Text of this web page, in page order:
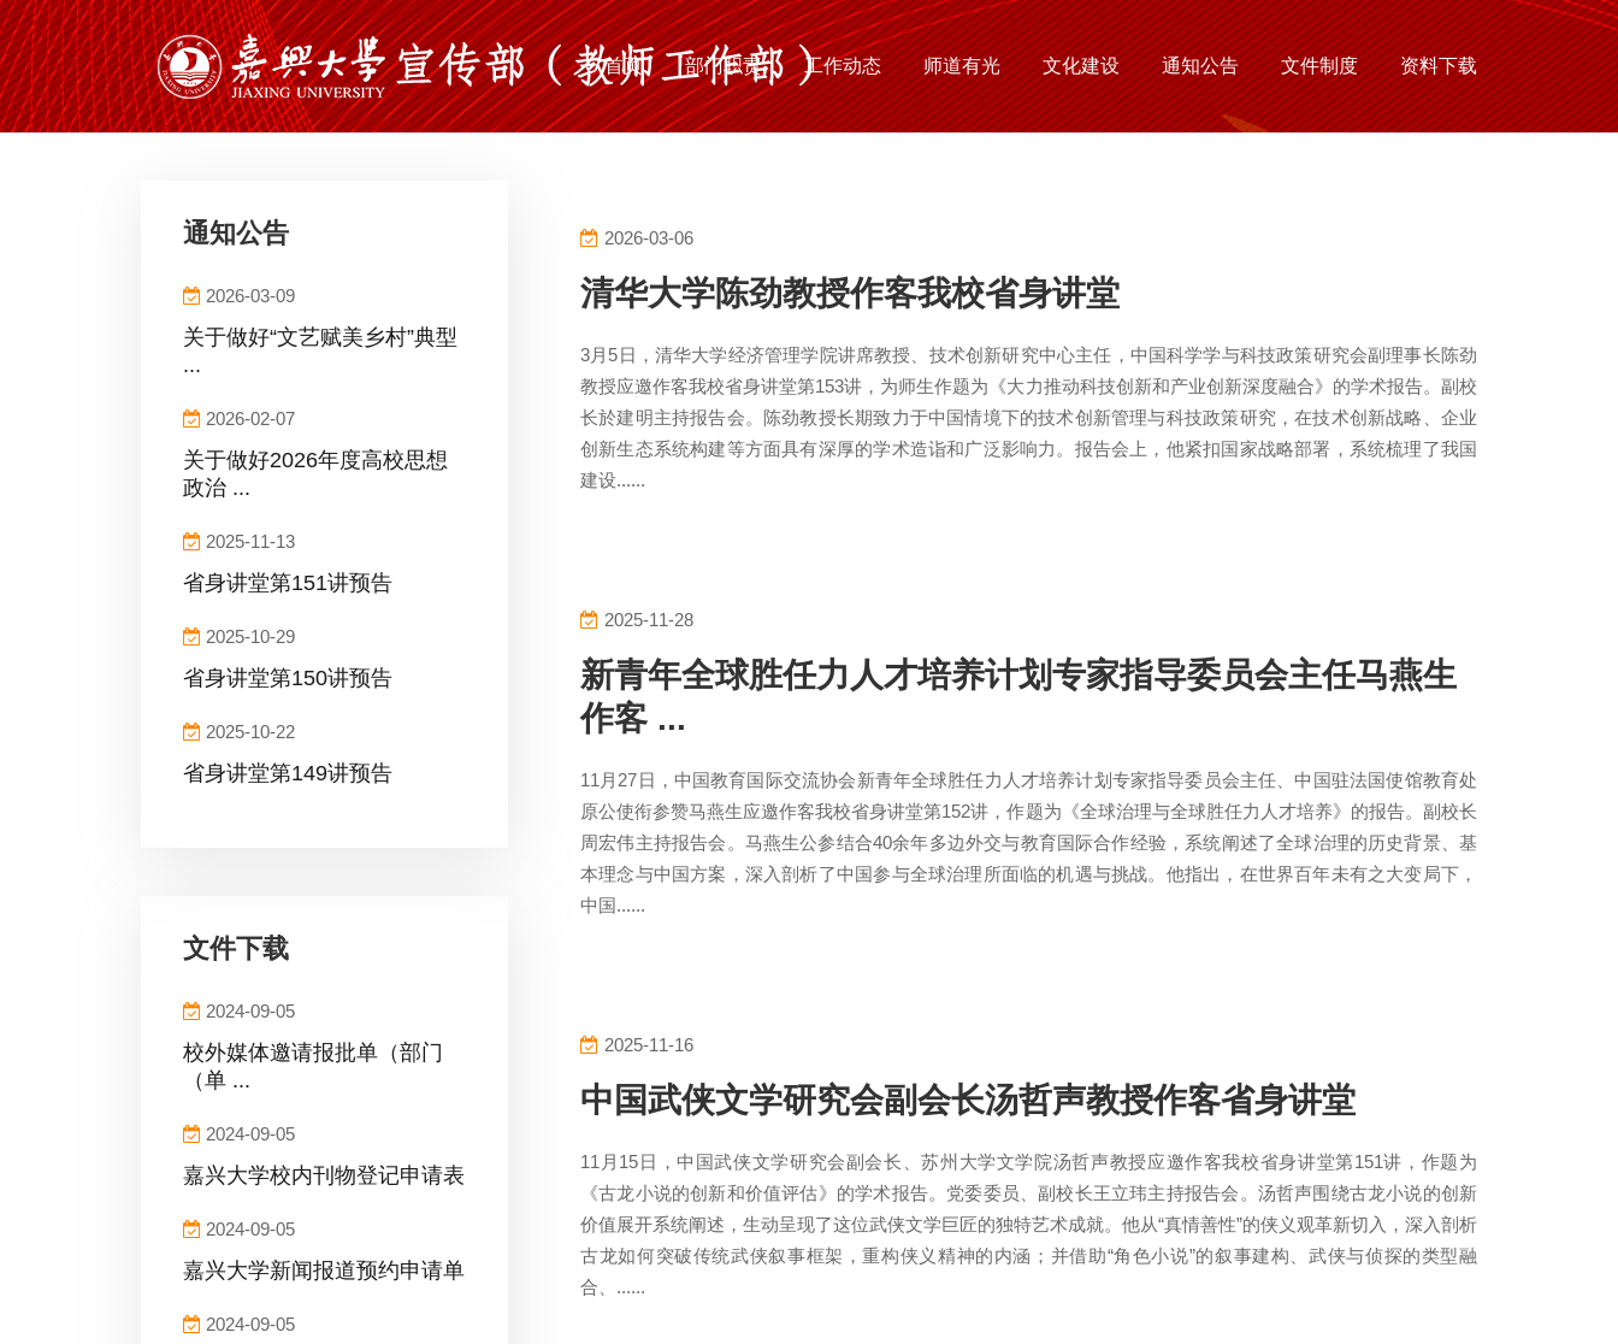
首页 部门职责 工作动态 师道有光 文化建设 通知公告 文件制度 资料下载
通知公告
2026-03-09
关于做好“文艺赋美乡村”典型
...
2026-02-07
关于做好2026年度高校思想
政治 ...
2025-11-13
省身讲堂第151讲预告
2025-10-29
省身讲堂第150讲预告
2025-10-22
省身讲堂第149讲预告
文件下载
2024-09-05
校外媒体邀请报批单（部门
（单 ...
2024-09-05
嘉兴大学校内刊物登记申请表
2024-09-05
嘉兴大学新闻报道预约申请单
2024-09-05
2026-03-06
清华大学陈劲教授作客我校省身讲堂
3月5日，清华大学经济管理学院讲席教授、技术创新研究中心主任，中国科学学与科技政策研究会副理事长陈劲
教授应邀作客我校省身讲堂第153讲，为师生作题为《大力推动科技创新和产业创新深度融合》的学术报告。副校
长於建明主持报告会。陈劲教授长期致力于中国情境下的技术创新管理与科技政策研究，在技术创新战略、企业
创新生态系统构建等方面具有深厚的学术造诣和广泛影响力。报告会上，他紧扣国家战略部署，系统梳理了我国
建设......
2025-11-28
新青年全球胜任力人才培养计划专家指导委员会主任马燕生
作客 ...
11月27日，中国教育国际交流协会新青年全球胜任力人才培养计划专家指导委员会主任、中国驻法国使馆教育处
原公使衔参赞马燕生应邀作客我校省身讲堂第152讲，作题为《全球治理与全球胜任力人才培养》的报告。副校长
周宏伟主持报告会。马燕生公参结合40余年多边外交与教育国际合作经验，系统阐述了全球治理的历史背景、基
本理念与中国方案，深入剖析了中国参与全球治理所面临的机遇与挑战。他指出，在世界百年未有之大变局下，
中国......
2025-11-16
中国武侠文学研究会副会长汤哲声教授作客省身讲堂
11月15日，中国武侠文学研究会副会长、苏州大学文学院汤哲声教授应邀作客我校省身讲堂第151讲，作题为
《古龙小说的创新和价值评估》的学术报告。党委委员、副校长王立玮主持报告会。汤哲声围绕古龙小说的创新
价值展开系统阐述，生动呈现了这位武侠文学巨匠的独特艺术成就。他从“真情善性”的侠义观革新切入，深入剖析
古龙如何突破传统武侠叙事框架，重构侠义精神的内涵；并借助“角色小说”的叙事建构、武侠与侦探的类型融
合、......